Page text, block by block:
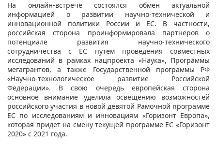
На онлайн-встрече состоялся обмен актуальной
информацией о развитии научно-технической и
инновационной политики России и ЕС. В частности,
российская сторона проинформировала партнеров о
потенциале развития научно-технического
сотрудничества с ЕС путем проведения совместных
исследований в рамках нацпроекта «Наука», Программы
мегагрантов, а также Государственной программы РФ
«Научно-технологическое развитие Российской
Федерации». В свою очередь европейская сторона
основное внимание уделила освещению возможностей
российского участия в новой девятой Рамочной программе
ЕС по исследованиям и инновациям «Горизонт Европа»,
которая придет на смену текущей программе ЕС «Горизонт
2020» с 2021 года.